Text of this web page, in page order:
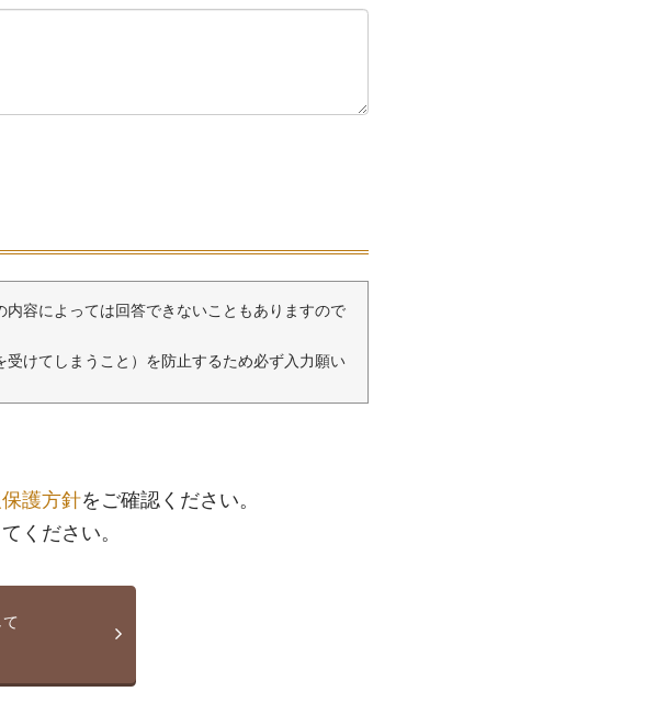
容によっては回答できないこともありますので
けてしまうこと）を防止するため必ず入力願い
事務所がご入力いただいた情報を利用して、不
ご安心ください（弁護士職務基本規程第10
た不正な問合せは、当事務所だけでなく、関係
場合、個人情報・IPアドレスをもとに、警察に
ど、然るべき法的措置を取らせていただく場合
護方針をご確認ください。
ください。